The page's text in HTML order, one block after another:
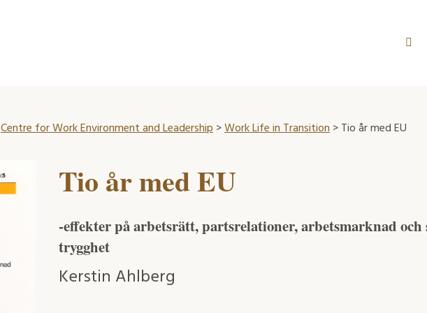
Centre for Work Environment and Leadership>Work Life in Transition> Tio år med EU
Tio år med EU
-effekter på arbetsrätt, partsrelationer, arbetsmarknad och
trygghet
Kerstin Ahlberg